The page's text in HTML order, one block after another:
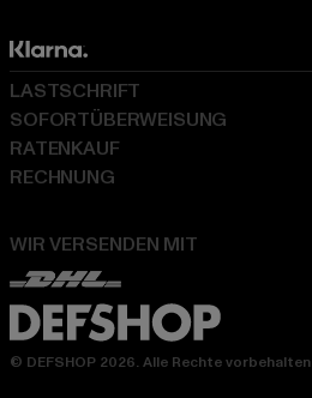
WIR VERSENDEN MIT
LASTSCHRIFT
SOFORTÜBERWEISUNG
RATENKAUF
RECHNUNG
© DEFSHOP 2026. Alle Rechte vorbehalten